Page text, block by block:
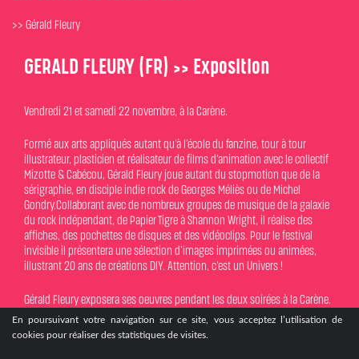
En poursuivant votre navigation sur ce site, vous acceptez l’utilisation de
cookies pour réaliser des statistiques de visites.
En poursuivant votre navigation sur ce site, vous acceptez l’utilisation de
cookies pour réaliser des statistiques de visites.
>> Gérald Fleury
GERALD FLEURY (FR) >> Exposition
Vendredi 21 et samedi 22 novembre, à la Carène.
Formé aux arts appliqués autant qu’à l’école du fanzine, tour à tour
illustrateur, plasticien et réalisateur de films d’animation avec le collectif
Mizotte & Cabécou, Gérald Fleury joue autant du stopmotion que de la
sérigraphie, en disciple indie rock de Georges Méliès ou de Michel
Gondry.Collaborant avec de nombreux groupes de musique de la galaxie
du rock indépendant, de Papier Tigre à Shannon Wright, il réalise des
affiches, des pochettes de disques et des vidéoclips. Pour le festival
invisible il présentera une sélection d’images imprimées ou animées,
illustrant 20 ans de créations DIY. Attention, c’est un Univers !
Gérald Fleury exposera ses oeuvres pendant les deux soirées à la Carène.